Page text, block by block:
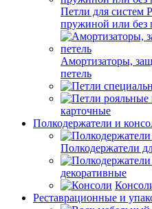
Петли для систем
пружиной или
Амортизаторы,
петель
карточные
Полкодержатели и
Полкодержатели
декоративные
Реставрационные и